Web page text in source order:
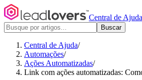
Central de Ajuda
Buscar
Central de Ajuda/
Automações/
Ações Automatizadas/
Link com ações automatizadas: